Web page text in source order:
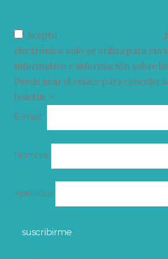
Acepto
electrónico solo se utiliza para
informativo e información sobre
Puede usar el enlace para cancelar
boletín. >
E-mail*
Nombre
Apellidos